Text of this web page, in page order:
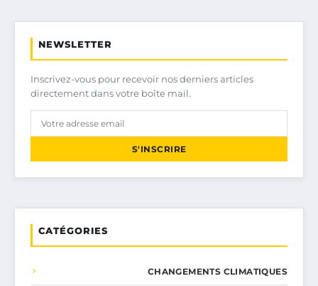
NEWSLETTER
Inscrivez-vous pour recevoir nos derniers articles
directement dans votre boîte mail.
S'INSCRIRE
CATÉGORIES
CHANGEMENTS CLIMATIQUES